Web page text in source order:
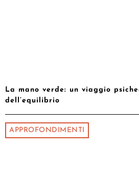
La mano verde: un viaggio
dell’equilibrio
APPROFONDIMENTI